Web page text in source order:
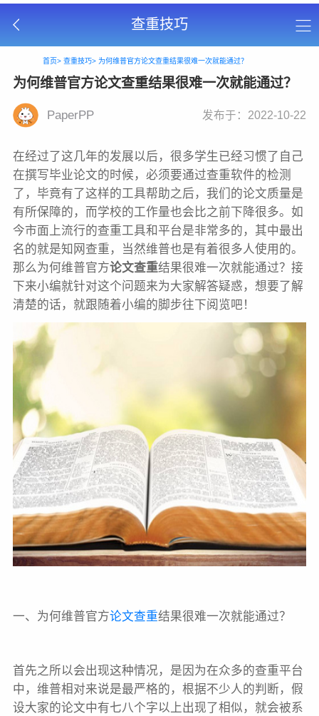
查重技巧
首页> 查重技巧> 为何维普官方论文查重结果很难一次就能通过？
为何维普官方论文查重结果很难一次就能通过？
PaperPP 发布于：2022-10-22
在经过了这几年的发展以后，很多学生已经习惯了自己
在撰写毕业论文的时候，必须要通过查重软件的检测
了，毕竟有了这样的工具帮助之后，我们的论文质量是
有所保障的，而学校的工作量也会比之前下降很多。如
今市面上流行的查重工具和平台是非常多的，其中最出
名的就是知网查重，当然维普也是有着很多人使用的。
那么为何维普官方论文查重结果很难一次就能通过？接
下来小编就针对这个问题来为大家解答疑惑，想要了解
清楚的话，就跟随着小编的脚步往下阅览吧！
一、 为何维普官方论文查重结果很难一次就能通过？
首先之所以会出现这种情况，是因为在众多的查重平台
中，维普相对来说是最严格的，根据不少人的判断，假
设大家的论文中有七八个字以上出现了相似，就会被系